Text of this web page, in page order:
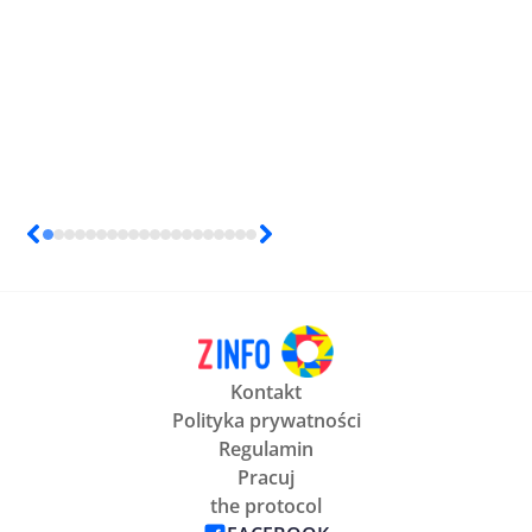
Kontakt
Polityka prywatności
Regulamin
Pracuj
the protocol